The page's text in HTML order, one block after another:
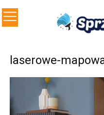
laserowe-